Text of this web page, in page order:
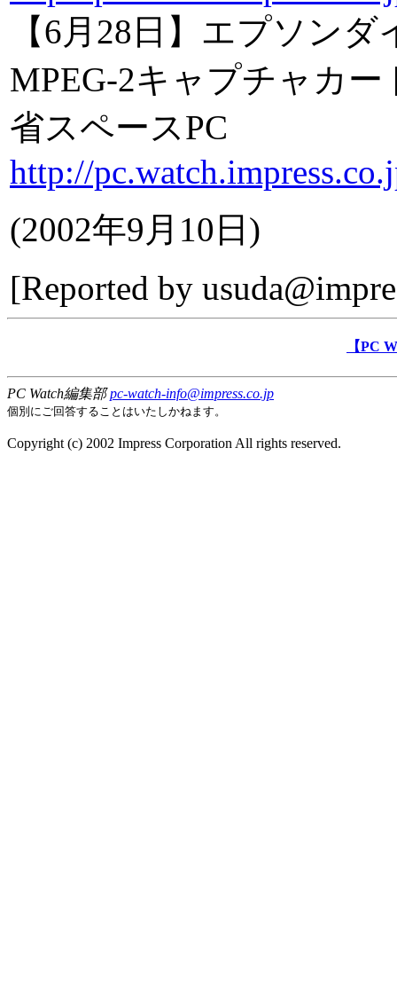
【6月28日】エプソン
MPEG-2キャプチャカー
省スペースPC
http://
(2002年9月10日 )
[Reported by
【PC
PC Watch編集部pc-watch-info@impress.co.jp
個別にご回答することはいたしかねます。
Copyright (c) 2002 Impress Corporation All rights reserved.